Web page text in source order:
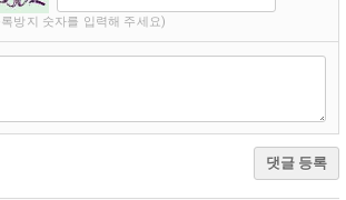
방지 숫자를 입력해 주세요)
댓글 등록